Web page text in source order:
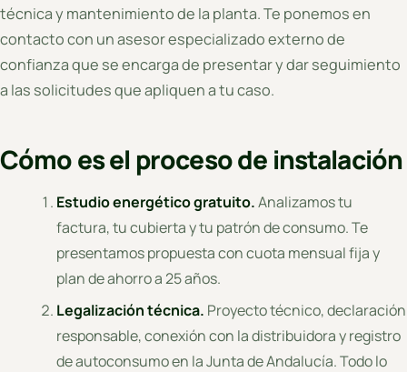
técnica y mantenimiento de la planta. Te ponemos en
contacto con un asesor especializado externo de
confianza que se encarga de presentar y dar seguimiento
a las solicitudes que apliquen a tu caso.
Cómo es el proceso de instalación
Estudio energético gratuito.Analizamos tu
factura, tu cubierta y tu patrón de consumo. Te
presentamos propuesta con cuota mensual fija y
plan de ahorro a 25 años.
Legalización técnica. Proyecto técnico, declaración
responsable, conexión con la distribuidora y registro
de autoconsumo en la Junta de Andalucía. Todo lo